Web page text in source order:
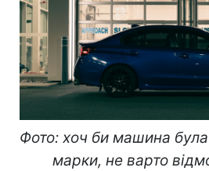
Фото: хоч би машина
марки, не варто